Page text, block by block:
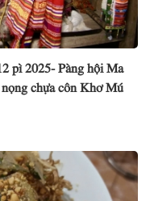
pì 2025- Pàng hội Ma
chựa côn Khơ Mú